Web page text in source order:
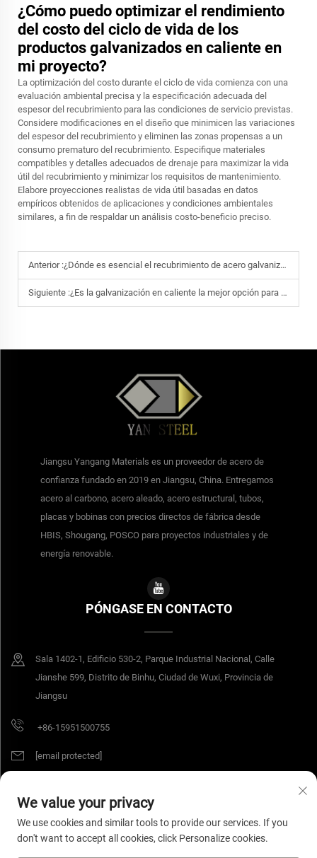
¿Cómo puedo optimizar el rendimiento
del costo del ciclo de vida de los
productos galvanizados en caliente en
mi proyecto?
La optimización del costo durante el ciclo de vida comienza con una
evaluación ambiental precisa y la especificación adecuada del
espesor del recubrimiento para las condiciones de servicio previstas.
Considere modificaciones en el diseño que minimicen las variaciones
del espesor del recubrimiento y eliminen las zonas propensas a un
consumo prematuro del recubrimiento. Especifique materiales
compatibles y detalles adecuados de drenaje para maximizar la vida
útil del recubrimiento y minimizar los requisitos de mantenimiento.
Elabore proyecciones realistas de vida útil basadas en datos
empíricos obtenidos de aplicaciones y condiciones ambientales
similares, a fin de respaldar un análisis costo-beneficio preciso.
Anterior :¿Dónde es esencial el recubrimiento de acero galvanizado en caliente para estructuras exteriores?
Siguiente :¿Es la galvanización en caliente la mejor opción para entornos marinos?
Jiangsu Yangang Materials es un proveedor de acero de
confianza fundado en 2019 en Jiangsu, China. Entregamos
acero al carbono, acero aleado, acero estructural, tubos,
placas y bobinas con precios directos de fábrica desde
HBIS, Shougang, POSCO para proyectos industriales y de
energía renovable.
PÓNGASE EN CONTACTO
Sala 1402-1, Edificio 530-2, Parque Industrial Nacional, Calle
Jianshe 599, Distrito de Binhu, Ciudad de Wuxi, Provincia de
Jiangsu
+86-15951500755
[email protected]
Derechos de autor © 2026 Jiangsu Yangang Materials Co., Ltd. Todos los
derechos reservados. Política de privacidad
We value your privacy
We use cookies and similar tools to provide our services. If you
don't want to accept all cookies, click Personalize cookies.